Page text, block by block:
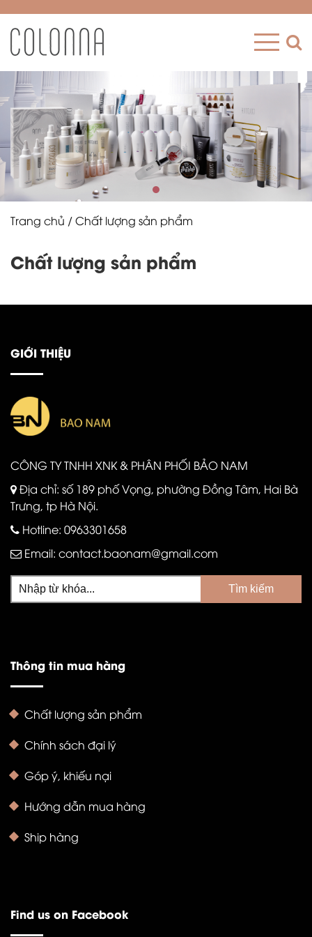
Trang chủ / Chất lượng sản phẩm
Chất lượng sản phẩm
GIỚI THIỆU
CÔNG TY TNHH XNK & PHÂN PHỐI BẢO NAM
Địa chỉ: số 189 phố Vọng, phường Đồng Tâm, Hai Bà
Trưng, tp Hà Nội.
Hotline: 0963301658
Email: contact.baonam@gmail.com
Thông tin mua hàng
Chất lượng sản phẩm
Chính sách đại lý
Góp ý, khiếu nại
Hướng dẫn mua hàng
Ship hàng
Find us on Facebook